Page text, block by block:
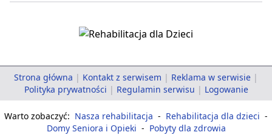
Strona główna | Kontakt z serwisem | Reklama w serwisie |
Polityka prywatności | Regulamin serwisu | Logowanie
Warto zobaczyć: Nasza rehabilitacja - Rehabilitacja dla dzieci -
Domy Seniora i Opieki - Pobyty dla zdrowia